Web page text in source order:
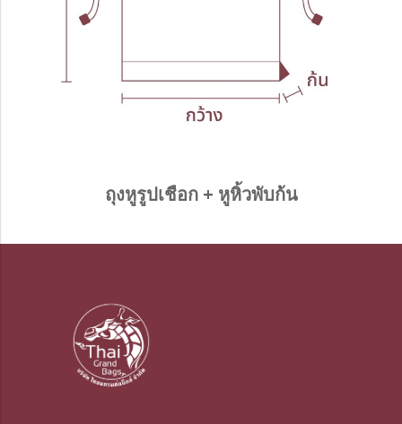
ถุงหูรูปเชือก + หูหิ้วพับก้น